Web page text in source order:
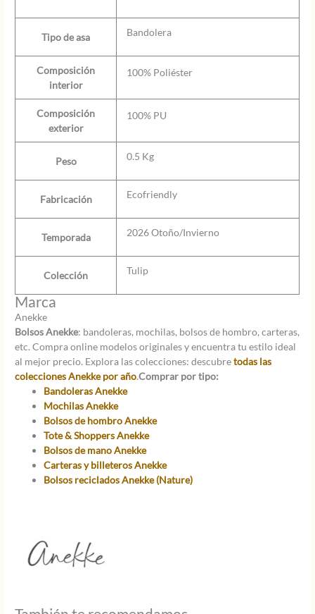
Tipo de asa Bandolera
Composición
interior
100% Poliéster
Composición
exterior
100% PU
Peso 0.5 Kg
Fabricación Ecofriendly
Temporada 2026 Otoño/Invierno
Colección Tulip
Marca
Anekke
Bolsos Anekke: bandoleras, mochilas, bolsos de hombro, carteras,
etc. Compra online modelos originales y encuentra tu estilo ideal
al mejor precio. Explora las colecciones: descubretodas las
colecciones Anekke por año.Comprar por tipo:
Bandoleras Anekke
Mochilas Anekke
Bolsos de hombro Anekke
Tote & Shoppers Anekke
Bolsos de mano Anekke
Carteras y billeteros Anekke
Bolsos reciclados Anekke (Nature)